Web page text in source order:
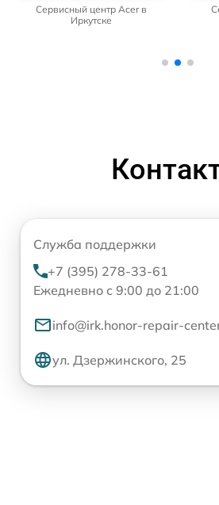
Сервисный центр Acer в
Иркутске
Служба поддержки
+7 (395) 278-33-61
Ежедневно с 9:00 до 21:00
info@irk.honor-repair-
ул. Дзержинского, 25